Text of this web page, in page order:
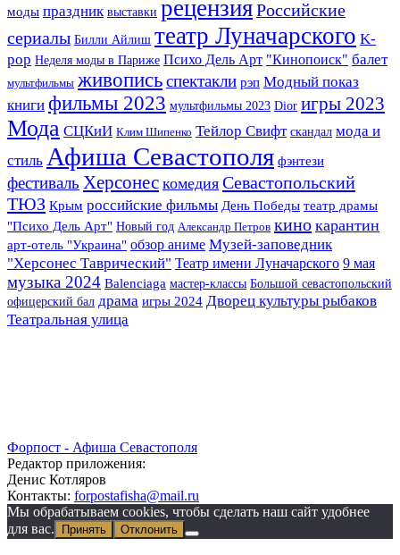
моды праздник выставки рецензияРоссийские
сериалы Билли Айлиш театр Луначарского K-
pop Неделя моды в Париже Психо Дель Арт "Кинопоиск" балет
мультфильмы живописьспектакли рэп Модный показ
книги фильмы 2023 мультфильмы 2023 Dior игры 2023
Мода СЦКиИ Клим Шипенко Тейлор Свифт скандал мода и
стиль Афиша Севастополя фэнтези
фестиваль Херсонес комедия Севастопольский
ТЮЗ Крым российские фильмы День Победы театр драмы
"Психо Дель Арт" Новый год Александр Петров кино карантин
арт-отель "Украина" обзор аниме Музей-заповедник
"Херсонес Таврический" Театр имени Луначарского 9 мая
музыка 2024 Balenciaga мастер-классы Большой севастопольский
офицерский бал драма игры 2024 Дворец культуры рыбаков
Театральная улица
Форпост - Афиша Севастополя
Редактор приложения:
Денис Котляров
Контакты: forpostafisha@mail.ru
Мы обрабатываем cookies, чтобы сделать наш сайт удобнее
для вас.
Принять Отклонить